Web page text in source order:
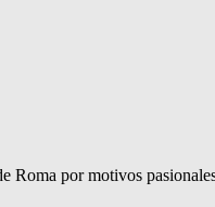
por motivos